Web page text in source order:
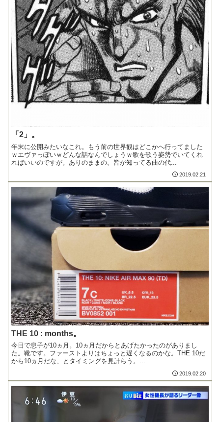
「2」。
年末に公開みたいなこれ。もう前の世界観はどこかへ行ってました
ｗエヴァっぽいｗどんな話なんでしょうｗ歌を歌う姿勢でいてくれ
ればいいのですが。ありのままの。皆が知ってる曲の代...
2019.02.21
THE 10 : months。
今日で息子が10ヵ月。10ヵ月だからとあげたかったのがありまし
た。靴です。ファーストよりはちょっと遅くなるのかな。THE 10だ
から10ヵ月だな、とタイミングを見計らう。...
2019.02.20